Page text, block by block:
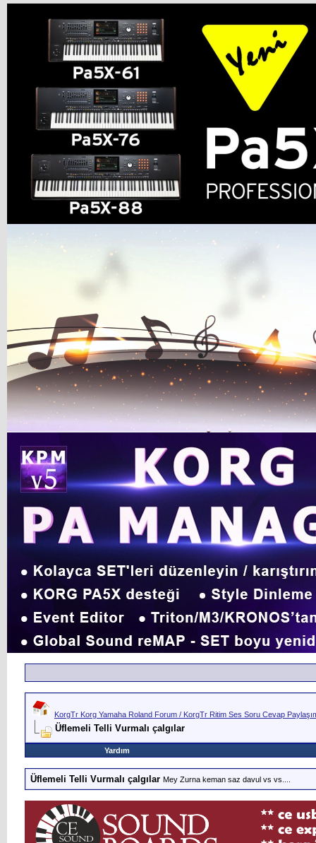
KorgTr Korg Yamaha Roland Forum / KorgTr Ritim Ses Soru Cevap
Üflemeli Telli Vurmalı çalgılar
Yardım
Üflemeli Telli Vurmalı çalgılar Mey Zurna keman saz davul vs vs....